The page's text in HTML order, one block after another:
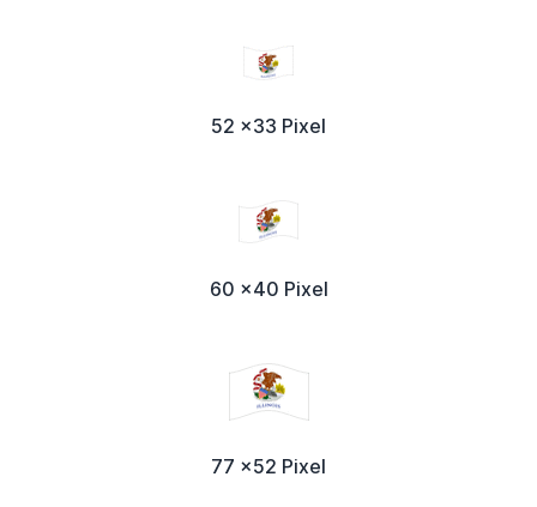
52 x33 Pixel
60 x40 Pixel
77 x52 Pixel